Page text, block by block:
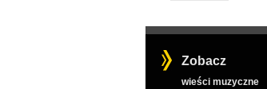
Zobacz
wieści muzyczne